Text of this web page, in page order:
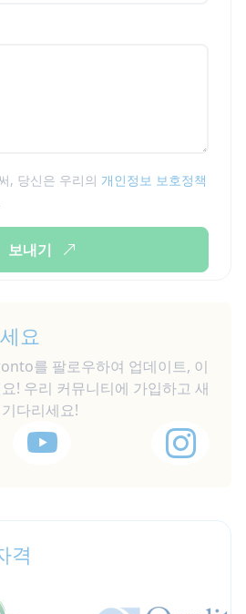
, 당신은 우리의 개인정보 보호정책
보내기
요
를 팔로우하여 업데이트, 이
! 우리 커뮤니티에 가입하고 새
다리세요!
격